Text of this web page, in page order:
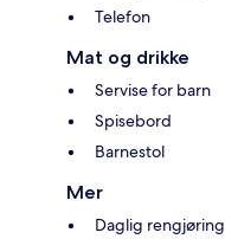
Telefon
Mat og drikke
Servise for barn
Spisebord
Barnestol
Mer
Daglig rengjøring